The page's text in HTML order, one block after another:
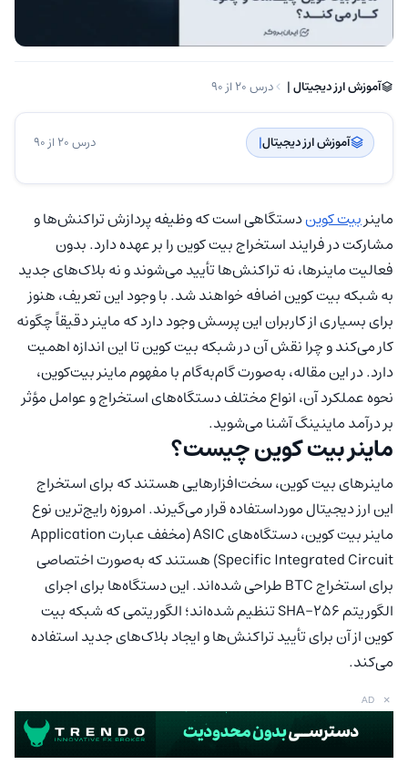
آموزش ارز دیجیتال | ‌ درس 20 از 90
آموزش ارز دیجیتال| ‌ درس 20 از 90
ماینربیت کویندستگاهی است که وظیفه پردازش تراکنش‌ها و
مشارکت در فرایند استخراج بیت کوین را بر عهده دارد. بدون
فعالیت ماینرها، نه تراکنش‌ها تأیید می‌شوند و نه بلاک‌های جدید
به شبکه بیت کوین اضافه خواهند شد. با وجود این تعریف، هنوز
برای بسیاری از کاربران این پرسش وجود دارد که ماینر دقیقاً چگونه
کار می‌کند و چرا نقش آن در شبکه بیت کوین تا این اندازه اهمیت
دارد. در این مقاله، به‌صورت گام‌به‌گام با مفهوم ماینر بیت‌کوین،
نحوه عملکرد آن، انواع مختلف دستگاه‌های استخراج و عوامل مؤثر
بر درآمد ماینینگ آشنا می‌شوید.
ماینر بیت کوین چیست؟
ماینرهای بیت کوین، سخت‌افزارهایی هستند که برای استخراج
این ارز دیجیتال مورداستفاده قرار می‌گیرند. امروزه رایج‌ترین نوع
ماینر بیت کوین، دستگاه‌های ASIC (مخفف عبارت Application
Specific Integrated Circuit) هستند که به‌صورت اختصاصی
برای استخراج BTC طراحی شده‌اند. این دستگاه‌ها برای اجرای
الگوریتم SHA-256 تنظیم شده‌اند؛ الگوریتمی که شبکه بیت
کوین از آن برای تأیید تراکنش‌ها و ایجاد بلاک‌های جدید استفاده
می‌کند.
AD ×